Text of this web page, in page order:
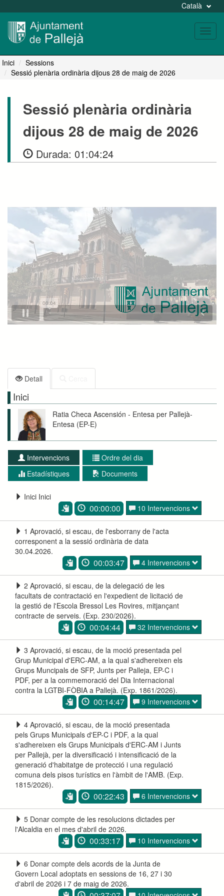
Català
Inici
Sessions
Sessió plenària ordinària dijous 28 de maig de 2026
Sessió plenària ordinària
dijous 28 de maig de 2026
Durada: 01:04:24
Detall
Inici
Ratia Checa Ascensión - Entesa per Pallejà-
Entesa (EP-E)
Intervencions
Ordre del dia
Estadístiques
Documents
Inici Inici
00:00:00 10 Intervencions
1 Aprovació, si escau, de l'esborrany de l'acta
corresponent a la sessió ordinària de data
30.04.2026.
00:03:47 4 Intervencions
2 Aprovació, si escau, de la delegació de les
facultats de contractació en l'expedient de licitació de
la gestió de l'Escola Bressol Les Rovires, mitjançant
contracte de serveis. (Exp. 230/2026).
00:04:44 32 Intervencions
3 Aprovació, si escau, de la moció presentada pel
Grup Municipal d'ERC-AM, a la qual s'adhereixen els
Grups Muncipals de SFP, Junts per Palleja, EP-C i
PDF, per a la commemoració del Dia Internacional
contra la LGTBI-FÒBIA a Pallejà. (Exp. 1861/2026).
00:14:47 9 Intervencions
4 Aprovació, si escau, de la moció presentada
pels Grups Municipals d'EP-C i PDF, a la qual
s'adhereixen els Grups Municipals d'ERC-AM i Junts
per Pallejà, per la diversificació i intensificació de la
generació d'habitatge de protecció i una regulació
comuna dels pisos turístics en l'àmbit de l'AMB. (Exp.
1815/2026).
00:22:43 6 Intervencions
5 Donar compte de les resolucions dictades per
l'Alcaldia en el mes d'abril de 2026.
00:33:17 10 Intervencions
6 Donar compte dels acords de la Junta de
Govern Local adoptats en sessions de 16, 27 i 30
d'abril de 2026 i 7 de maig de 2026.